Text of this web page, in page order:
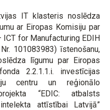
IT klasteris noslēdza
ar Eiropas Komisiju par
for Manufacturing EDIH
101083983) īstenošanu,
līgumu par Eiropas
2.2.1.1.i. investīcijas
centru un reģionālo
“EDIC: atbalsts
attīstībai Latvijā”